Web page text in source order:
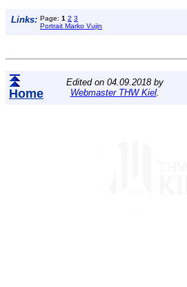
Links: Page: 1 2 3
Portrait Marko Vujin
Home
Edited on 04.09.2018 by
Webmaster THW Kiel.